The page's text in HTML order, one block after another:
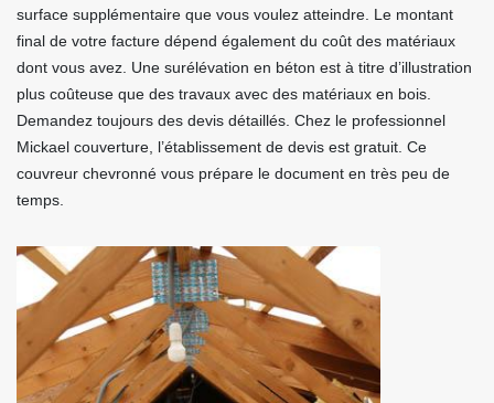
surface supplémentaire que vous voulez atteindre. Le montant
final de votre facture dépend également du coût des matériaux
dont vous avez. Une surélévation en béton est à titre d’illustration
plus coûteuse que des travaux avec des matériaux en bois.
Demandez toujours des devis détaillés. Chez le professionnel
Mickael couverture, l’établissement de devis est gratuit. Ce
couvreur chevronné vous prépare le document en très peu de
temps.